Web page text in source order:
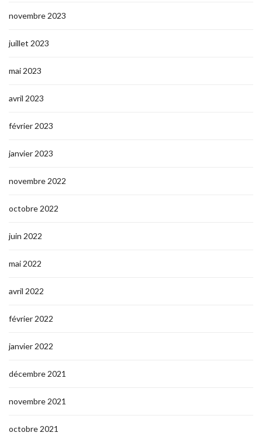
novembre 2023
juillet 2023
mai 2023
avril 2023
février 2023
janvier 2023
novembre 2022
octobre 2022
juin 2022
mai 2022
avril 2022
février 2022
janvier 2022
décembre 2021
novembre 2021
octobre 2021